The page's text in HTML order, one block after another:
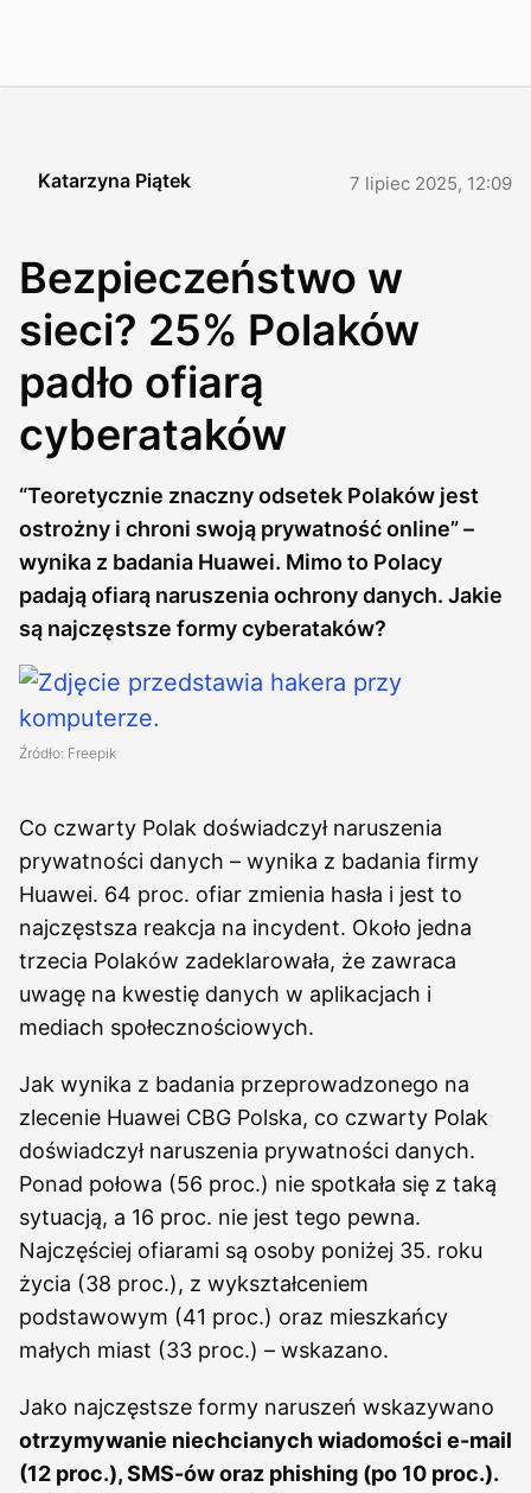
Katarzyna Piątek 7 lipiec 2025, 12:09
Bezpieczeństwo w
sieci? 25% Polaków
padło ofiarą
cyberataków
“Teoretycznie znaczny odsetek Polaków jest
ostrożny i chroni swoją prywatność online” –
wynika z badania Huawei. Mimo to Polacy
padają ofiarą naruszenia ochrony danych. Jakie
są najczęstsze formy cyberataków?
Źródło: Freepik
Co czwarty Polak doświadczył naruszenia
prywatności danych – wynika z badania firmy
Huawei. 64 proc. ofiar zmienia hasła i jest to
najczęstsza reakcja na incydent. Około jedna
trzecia Polaków zadeklarowała, że zawraca
uwagę na kwestię danych w aplikacjach i
mediach społecznościowych.
Jak wynika z badania przeprowadzonego na
zlecenie Huawei CBG Polska, co czwarty Polak
doświadczył naruszenia prywatności danych.
Ponad połowa (56 proc.) nie spotkała się z taką
sytuacją, a 16 proc. nie jest tego pewna.
Najczęściej ofiarami są osoby poniżej 35. roku
życia (38 proc.), z wykształceniem
podstawowym (41 proc.) oraz mieszkańcy
małych miast (33 proc.) – wskazano.
Jako najczęstsze formy naruszeń wskazywano
otrzymywanie niechcianych wiadomości e-mail
(12 proc.), SMS-ów oraz phishing (po 10 proc.).